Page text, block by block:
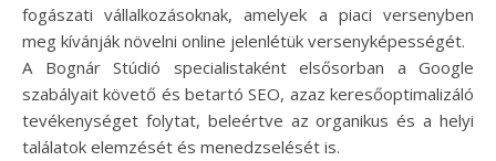
fogászati vállalkozásoknak, amelyek a piaci versenyben
meg kívánják növelni online jelenlétük versenyképességét.
A Bognár Stúdió specialistaként elsősorban a Google
szabályait követő és betartó SEO, azaz keresőoptimalizáló
tevékenységet folytat, beleértve az organikus és a helyi
találatok elemzését és menedzselését is.